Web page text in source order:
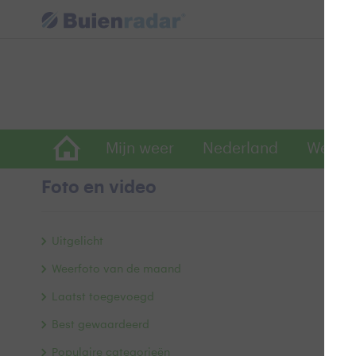
Mijn weer Nederland
Foto en video
Uitgelicht
Weerfoto van de maand
Laatst toegevoegd
Best gewaardeerd
Populaire categorieën